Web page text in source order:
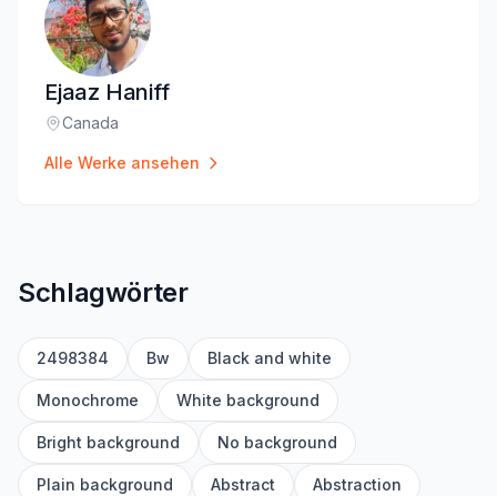
Ejaaz Haniff
Standort:
Canada
Alle Werke ansehen
Schlagwörter
2498384 Bw Black and white
Monochrome White background
Bright background No background
Plain background Abstract Abstraction